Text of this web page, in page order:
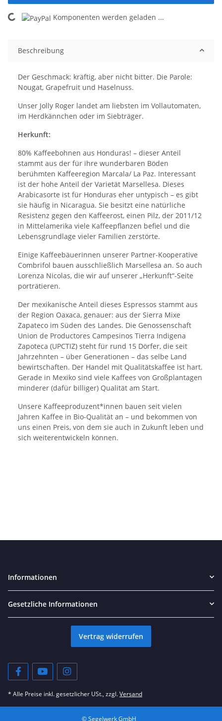
Loading... Komponenten werden geladen ...
Beschreibung
Der Geschmack: kräftig, aber nicht bitter. Die Parole:
Nougat, Grapefruit und Haselnuss.
Unser Jolly Roger landet am liebsten im Vollautomaten,
im Herdkännchen oder im Siebträger.
Herkunft:
80% Kaffeebohnen aus Honduras! – dieser Anteil
stammt aus der für ihre wunderbaren Böden
berühmten Kaffeeregion Marcala/ La Paz. Interessant
ist der hohe Anteil der Varietät Marsellesa. Dieses
Arabicasorte ist für Honduras eher untypisch – es gibt
sie häufig in Nicaragua. Sie besitzt eine natürliche
Resistenz gegen den Kaffeerost, einen Pilz, der 2011/12
in Mittelamerika viele Kaffeepflanzen befiel und die
Lebensgrundlage vieler Familien zerstörte.
Einige Kaffeebäuerinnen unserer Partner-Kooperative
Combrifol bauen ausschließlich Marsellesa an. So auch
Lorenza Nicolas, die wir auf unserer „Herkunft“-Seite
porträtieren.
Der mexikanische Anteil dieses Espressos stammt aus
der Region Oaxaca, genauer: aus der Sierra Mixe
Zapateco im Süden des Landes. Die Genossenschaft
Union de Productores Campesinos Tierra Indigena
Zapoteca (UPCTIZ) steht für rund 15 Dörfer, die seit
Jahrzehnten – über Generationen – das selbe Land
bewirtschaften. Der Handel mit Qualitätskaffee ist hart.
Gerade in Mexiko sind viele Kaffees von Großplantagen
minderer (dafür billiger) Qualität am Start.
Unsere Kaffeeproduzent*innen bauen seit vielen
Jahren Kaffee in Bio-Qualität an – und bekommen von
uns einen Preis, von dem sie auch in Zukunft leben und
sich weiterentwickeln können.
Informationen
Gesetzliche Informationen
Vertrag widerrufen
* Alle Preise inkl. gesetzlicher USt., zzgl.Versand
© Segelwerk GmbH